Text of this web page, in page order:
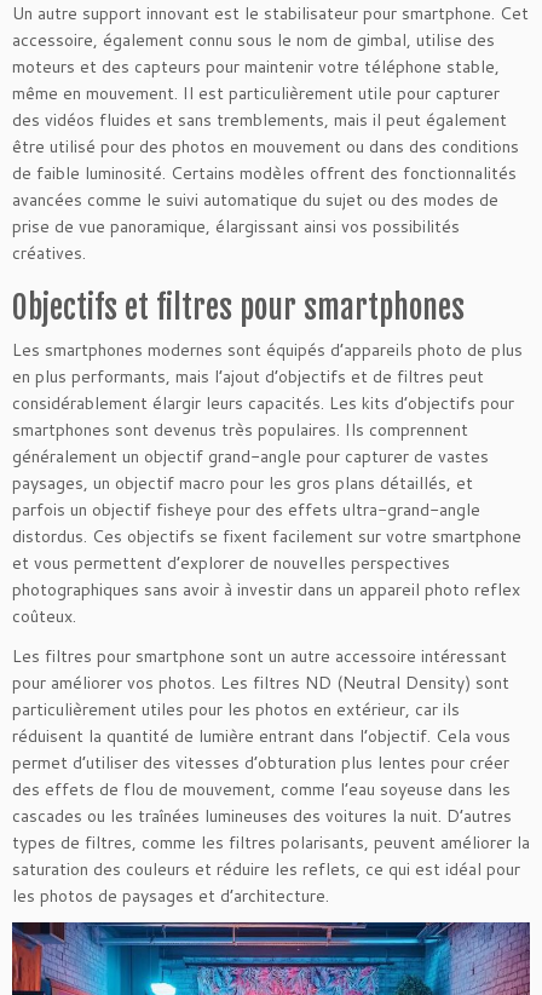
Un autre support innovant est le stabilisateur pour smartphone. Cet
accessoire, également connu sous le nom de gimbal, utilise des
moteurs et des capteurs pour maintenir votre téléphone stable,
même en mouvement. Il est particulièrement utile pour capturer
des vidéos fluides et sans tremblements, mais il peut également
être utilisé pour des photos en mouvement ou dans des conditions
de faible luminosité. Certains modèles offrent des fonctionnalités
avancées comme le suivi automatique du sujet ou des modes de
prise de vue panoramique, élargissant ainsi vos possibilités
créatives.
Objectifs et filtres pour smartphones
Les smartphones modernes sont équipés d’appareils photo de plus
en plus performants, mais l’ajout d’objectifs et de filtres peut
considérablement élargir leurs capacités. Les kits d’objectifs pour
smartphones sont devenus très populaires. Ils comprennent
généralement un objectif grand-angle pour capturer de vastes
paysages, un objectif macro pour les gros plans détaillés, et
parfois un objectif fisheye pour des effets ultra-grand-angle
distordus. Ces objectifs se fixent facilement sur votre smartphone
et vous permettent d’explorer de nouvelles perspectives
photographiques sans avoir à investir dans un appareil photo reflex
coûteux.
Les filtres pour smartphone sont un autre accessoire intéressant
pour améliorer vos photos. Les filtres ND (Neutral Density) sont
particulièrement utiles pour les photos en extérieur, car ils
réduisent la quantité de lumière entrant dans l’objectif. Cela vous
permet d’utiliser des vitesses d’obturation plus lentes pour créer
des effets de flou de mouvement, comme l’eau soyeuse dans les
cascades ou les traînées lumineuses des voitures la nuit. D’autres
types de filtres, comme les filtres polarisants, peuvent améliorer la
saturation des couleurs et réduire les reflets, ce qui est idéal pour
les photos de paysages et d’architecture.